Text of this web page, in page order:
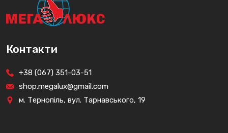
Контакти
+38 (067) 351-03-51
shop.megalux@gmail.com
м. Тернопіль, вул. Тарнавського, 19